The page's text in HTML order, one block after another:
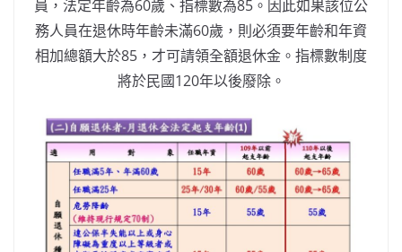
員，法定年齡為60歲、指標數為85。因此如果該位公
務人員在退休時年齡未滿60歲，則必須要年齡和年資
相加總額大於85，才可請領全額退休金。指標數制度
將於民國120年以後廢除。